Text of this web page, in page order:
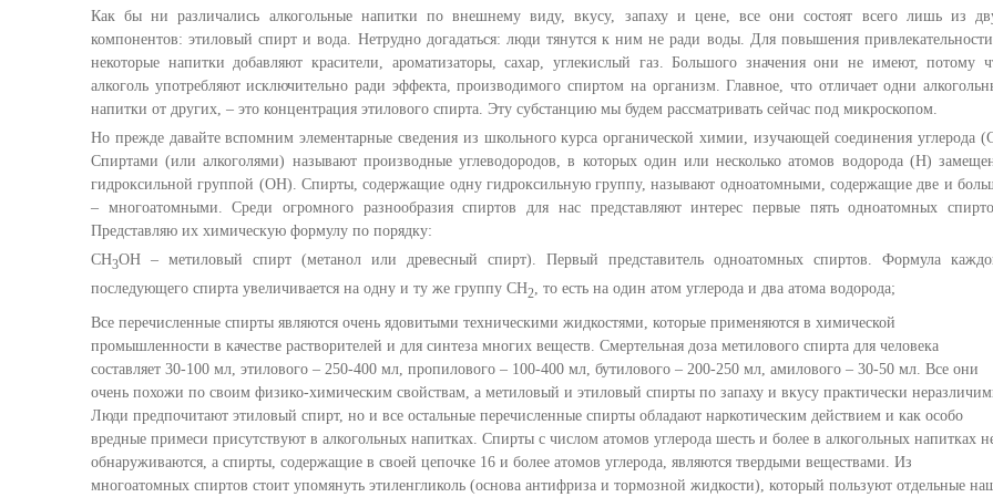
Как бы ни различались алкогольные напитки по внешнему виду, вкусу, запаху и цене, все они состоят всего лишь из
компонентов: этиловый спирт и вода. Нетрудно догадаться: люди тянутся к ним не ради воды. Для повышения
некоторые напитки добавляют красители, ароматизаторы, сахар, углекислый газ. Большого значения они не имеют, потому
алкоголь употребляют исключительно ради эффекта, производимого спиртом на организм. Главное, что отличает одни
напитки от других, – это концентрация этилового спирта. Эту субстанцию мы будем рассматривать сейчас под микроскопом.
Но прежде давайте вспомним элементарные сведения из школьного курса органической химии, изучающей соединения углерода
Спиртами (или алкоголями) называют производные углеводородов, в которых один или несколько атомов водорода (Н)
гидроксильной группой (ОН). Спирты, содержащие одну гидроксильную группу, называют одноатомными, содержащие две и
– многоатомными. Среди огромного разнообразия спиртов для нас представляют интерес первые пять одноатомных
Представляю их химическую формулу по порядку:
СН3ОН – метиловый спирт (метанол или древесный спирт). Первый представитель одноатомных спиртов. Формула
последующего спирта увеличивается на одну и ту же группу СН2, то есть на один атом углерода и два атома водорода;
Все перечисленные спирты являются очень ядовитыми техническими жидкостями, которые применяются в химической
промышленности в качестве растворителей и для синтеза многих веществ. Смертельная доза метилового спирта для человека
составляет 30-100 мл, этилового – 250-400 мл, пропилового – 100-400 мл, бутилового – 200-250 мл, амилового – 30-50 мл. Все они
очень похожи по своим физико-химическим свойствам, а метиловый и этиловый спирты по запаху и вкусу практически
Люди предпочитают этиловый спирт, но и все остальные перечисленные спирты обладают наркотическим действием и как особо
вредные примеси присутствуют в алкогольных напитках. Спирты с числом атомов углерода шесть и более в алкогольных напитках
обнаруживаются, а спирты, содержащие в своей цепочке 16 и более атомов углерода, являются твердыми веществами. Из
многоатомных спиртов стоит упомянуть этиленгликоль (основа антифриза и тормозной жидкости), который пользуют отдельные